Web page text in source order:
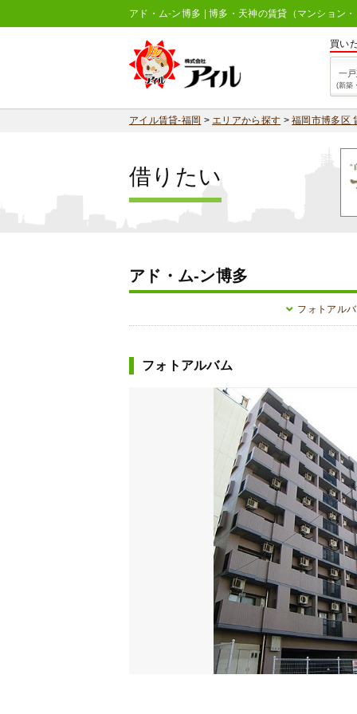
アド・ム-ン博多 | 博多・天神の賃貸（マンション
買い
一
(新築
アイル賃貸-福岡 >エリアから探す >福岡市博多区
借りたい
アド・ム-ン博多
フォトアル
フォトアルバム